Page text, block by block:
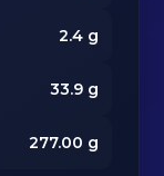
2.4g
33.9g
277.00 g